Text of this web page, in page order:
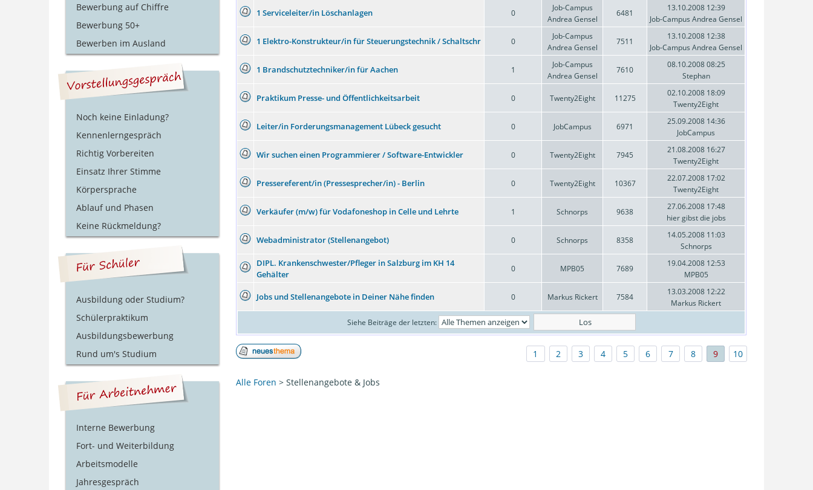
1 Serviceleiter/in Löschanlagen 0
Job-Campus
Andrea Gensel
6481
13.10.2008 12:39
Job-Campus Andrea Gensel
1 Elektro-Konstrukteur/in für Steuerungstechnik / Schaltschr 0
Job-Campus
Andrea Gensel
7511
13.10.2008 12:38
Job-Campus Andrea Gensel
1 Brandschutztechniker/in für Aachen 1
Job-Campus
Andrea Gensel
7610
08.10.2008 08:25
Stephan
Praktikum Presse- und Öffentlichkeitsarbeit 0 Twenty2Eight 11275
02.10.2008 18:09
Twenty2Eight
Leiter/in Forderungsmanagement Lübeck gesucht 0 JobCampus 6971
25.09.2008 14:36
JobCampus
Wir suchen einen Programmierer / Software-Entwickler 0 Twenty2Eight 7945
21.08.2008 16:27
Twenty2Eight
Pressereferent/in (Pressesprecher/in) - Berlin 0 Twenty2Eight 10367
22.07.2008 17:02
Twenty2Eight
Verkäufer (m/w) für Vodafoneshop in Celle und Lehrte 1 Schnorps 9638
27.06.2008 17:48
hier gibst die jobs
Webadministrator (Stellenangebot) 0 Schnorps 8358
14.05.2008 11:03
Schnorps
DIPL. Krankenschwester/Pfleger in Salzburg im KH 14
Gehälter
0 MPB05 7689
19.04.2008 12:53
MPB05
Jobs und Stellenangebote in Deiner Nähe finden 0 Markus Rickert 7584
13.03.2008 12:22
Markus Rickert
Siehe Beiträge der letzten:
1 2 3 4 5 6 7 8 9 10
Alle Foren > Stellenangebote & Jobs
Bewerbung auf Chiffre
Bewerbung 50+
Bewerben im Ausland
Noch keine Einladung?
Kennenlerngespräch
Richtig Vorbereiten
Einsatz Ihrer Stimme
Körpersprache
Ablauf und Phasen
Keine Rückmeldung?
Ausbildung oder Studium?
Schülerpraktikum
Ausbildungsbewerbung
Rund um's Studium
Interne Bewerbung
Fort- und Weiterbildung
Arbeitsmodelle
Jahresgespräch